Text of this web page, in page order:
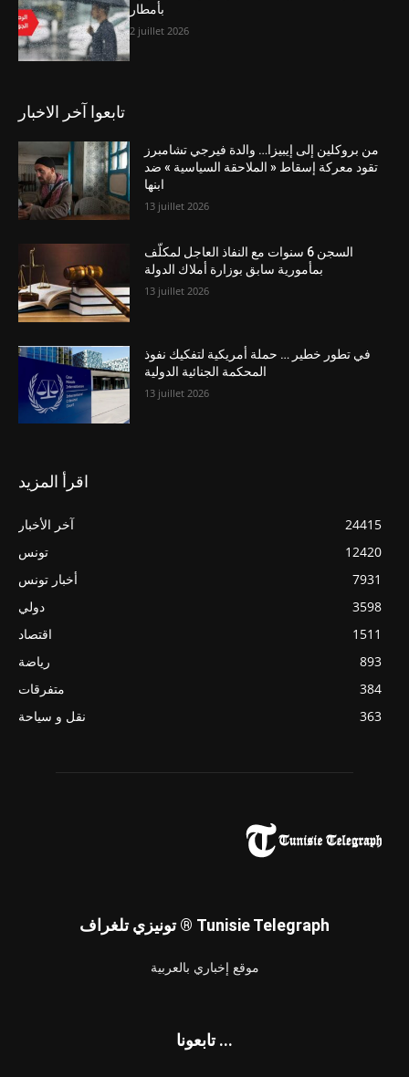
بأمطار
2 juillet 2026
تابعوا آخر الاخبار
من بروكلين إلى إيبيزا… والدة فيرجي تشامبرز
تقود معركة إسقاط « الملاحقة السياسية » ضد
ابنها
13 juillet 2026
السجن 6 سنوات مع النفاذ العاجل لمكلّف
بمأمورية سابق بوزارة أملاك الدولة
13 juillet 2026
في تطور خطير … حملة أمريكية لتفكيك نفوذ
المحكمة الجنائية الدولية
13 juillet 2026
اقرأ المزيد
آخر الأخبار
24415
تونس
12420
أخبار تونس
7931
دولي
3598
اقتصاد
1511
رياضة
893
متفرقات
384
نقل و سياحة
363
تونيزي تلغراف ® Tunisie Telegraph
موقع إخباري بالعربية
تابعونا ...